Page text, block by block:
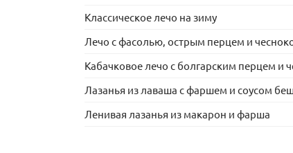
Классическое лечо на зиму
Лечо с фасолью, острым перцем и
Кабачковое лечо с болгарским перцем и
Лазанья из лаваша с фаршем и соусом
Ленивая лазанья из макарон и фарша